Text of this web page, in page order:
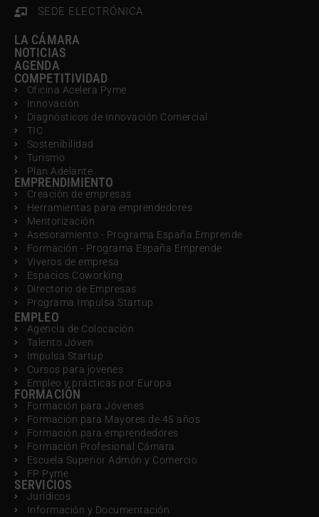
SEDE ELECTRÓNICA
LA CÁMARA
NOTICIAS
AGENDA
COMPETITIVIDAD
Oficina Acelera Pyme
Innovación
Diagnósticos de Innovación Comercial
TIC
Sostenibilidad
Turismo
Plan Adelante
EMPRENDIMIENTO
Creación de empresas
Herramientas para emprendedores
Mentorización
Asesoramiento - Programa España Emprende
Formación - Programa España Emprende
Viveros de empresa
Espacios Coworking
Directorio de Empresas
Programa Impulsa Startup
EMPLEO
Agencia de Colocación
Talento Jóven
Impulsa Startup
Cursos para jovenes
Empleo y prácticas por Europa
FORMACIÓN
Formación para Jóvenes
Formación para Mayores de 45 años
Formación para emprendedores
Formación Profesional Cámara
Escuela Superior Admón y Comercio
FP Pyme
SERVICIOS
Jurídicos
Información y Documentación